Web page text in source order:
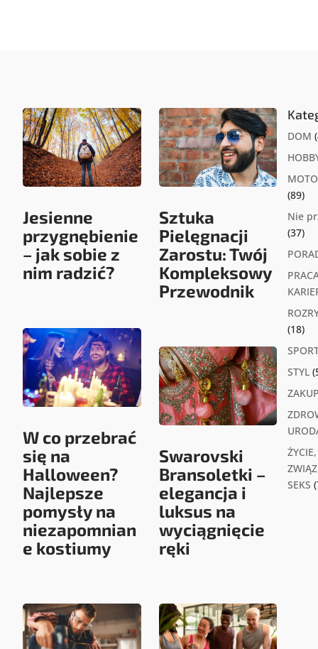
Jesienne
przygnębienie
– jak sobie z
nim radzić?
W co przebrać
się na
Halloween?
Najlepsze
pomysły na
niezapomnian
e kostiumy
Sztuka
Pielęgnacji
Zarostu: Twój
Kompleksowy
Przewodnik
Swarovski
Bransoletki –
elegancja i
luksus na
wyciągnięcie
ręki
DOM
(89)
Nie
(37)
(18)
STYL
ŻYCIE,
SEKS